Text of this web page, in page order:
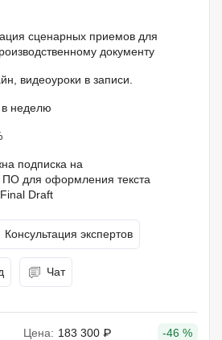
сценарных приемов для
документу
видеоуроки в записи.
в неделю
подписка на
ПО для оформления текста
Draft
Консультация экспертов
Чат
Цена: 183 300 ₽ -46 %